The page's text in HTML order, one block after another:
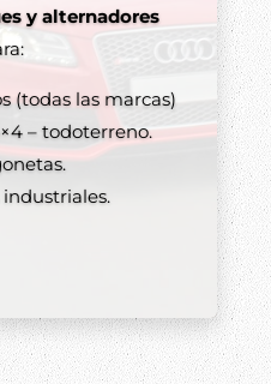
y alternadores
(todas las marcas)
– todoterreno.